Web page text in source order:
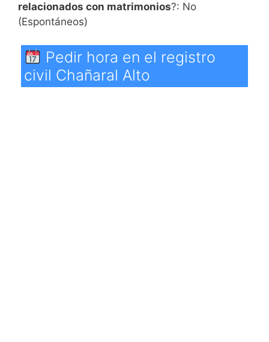
relacionados con matrimonios?: No
(Espontáneos)
Pedir hora en el registro
civil Chañaral Alto